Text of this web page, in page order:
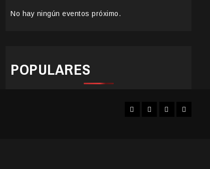
No hay ningún eventos próximo.
POPULARES
FacebookInstagram
YouTubeTwitter